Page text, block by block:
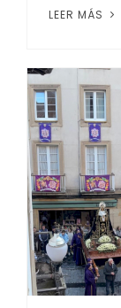
LEER MÁS